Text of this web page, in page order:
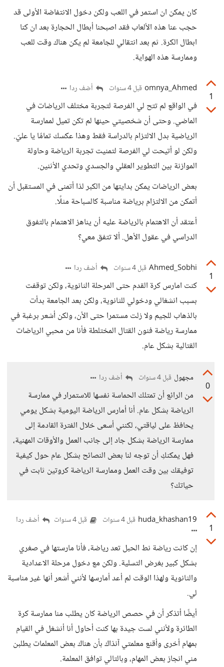
كان يمكن ان استمر في اللعب ولكن دخول الانتفاضة الأولى قد
حجب عنا هذه الألعاب فقد اصبحنا أبطال الحجارة بعد ان كنا
ابطال الكرة. ثم بعد انتقالي للجامعة لم يكن هناك وقت للعب
وممارسة هذه الهواية.
1
omnya_Ahmed قبل 4 سنوات أضف ردا
في الواقع لم تتح لي الفرصة لتجربة مختلف الرياضات في
الماضي. وحتى أن شخصيتي حينها لم تكن تميل لممارسة
الرياضية بدل الالتزام بالدراسة فقط وهذا عكسك تمامًا يا عليّ.
ولكن لو أتيحت لي الفرصة لتمنيت تجربة الرياضة وحاولة
الموازنة بين التطوير العقلي والجسدي وتحدي الأثنين.
بعض الرياضات يمكن بدايتها من الكبر لذا أتمنى في المستقبل أن
أتمكن من الالتزام برياضة مناسبة كالسباحة مثلًا.
أعتقد أن الاهتمام بالرياضة عليه أن يناهز الاهتمام بالتفوق
الدراسي في عقول الأهل. ألا تتفق معي؟
1
Ahmed_Sobhi قبل 4 سنوات أضف ردا
كنت امارس كرة القدم حتى المرحلة الثانوية، ولكن توقفت
بسبب انشغالي ودخولي للثانوية، ولكن بعد الجامعة بدأت
بالذهاب للجيم ولا زلت مستمرا حتى الأن، ولكن أشعر برغبة في
ممارسة رياضة فنون القتال المختلطة فأنا من محبي الرياضات
القتالية بشكل عام.
0
مجهول قبل 4 سنوات أضف ردا
من الرائع أن تمتلك الحماسة نفسها للاستمرار في ممارسة
الرياضة بشكل عام. أنا أمارس الرياضة اليومية بشكل يومي
يحافظ على لياقتي، لكنني أسعى خلال الفترة القادمة إلى
ممارسة الرياضة بشكل جاد إلى جانب العمل والأوقات المهنية،
فهل يمكنكِ أن توجه لنا بعض النصائح بشكل عام حول كيفية
توفيقك بين وقت العمل وممارسة الرياضة كروتين ثابت في
حياتك؟
1
huda_khashan19 قبل 4 سنوات قبل 4 سنوات أضف ردا
إن كانت رياضة نط الحبل تعد رياضة، فأنا مارستها في صغري
بشكل كبير بغرض التسلية. ولكن مع دخول مرحلة الاعدادية
والثانوية ولهذا الوقت لم أعد أمارسها لأنني أشعر أنها غير مناسبة
لي.
أيضًا أتذكر أن في حصص الرياضة كان يطلب منا ممارسة كرة
الطائرة ولأنني لست جيدة بها كنت أحاول أنا أنشغل في القيام
بمهام أخرى وأقنع معلمتي آنذاك بأن هناك بعض المعلمات يطلبن
مني انجاز بعض المهام، وبالتالي توافق المعلمة.